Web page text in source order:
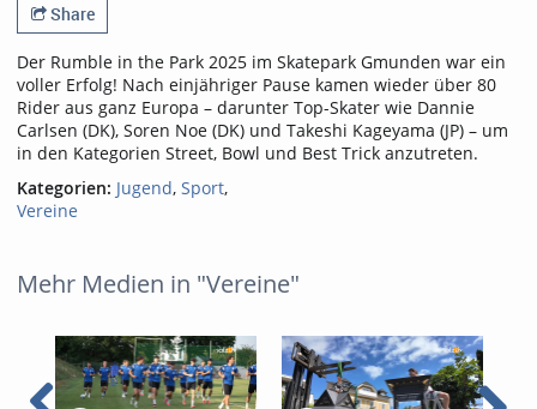
Share
​Der Rumble in the Park 2025 im Skatepark Gmunden war ein
voller Erfolg! Nach einjähriger Pause kamen wieder über 80
Rider aus ganz Europa – darunter Top-Skater wie Dannie
Carlsen (DK), Soren Noe (DK) und Takeshi Kageyama (JP) – um
in den Kategorien Street, Bowl und Best Trick anzutreten.
Kategorien: Jugend, Sport,
Vereine
Mehr Medien in "Vereine"